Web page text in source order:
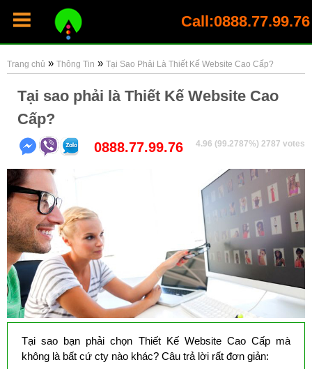
Call:0888.77.99.76
Trang chủ » Thông Tin » Tại Sao Phải Là Thiết Kế Website Cao Cấp?
Tại sao phải là Thiết Kế Website Cao
Cấp?
0888.77.99.76 4.96 (99.2787%) 2787 votes
Tại sao bạn phải chọn Thiết Kế Website Cao Cấp mà
không là bất cứ cty nào khác? Câu trả lời rất đơn giản: